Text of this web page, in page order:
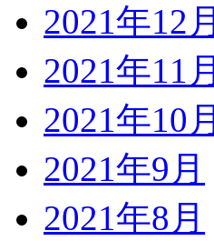
2021年12月
2021年11月
2021年10月
2021年9月
2021年8月